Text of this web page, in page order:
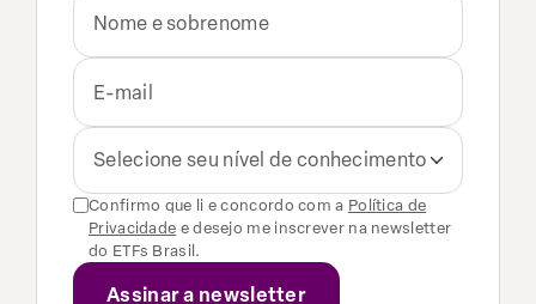
Selecione seu nível de conhecimento
Confirmo que li e concordo com a Política de
Privacidade e desejo me inscrever na newsletter
do ETFs Brasil.